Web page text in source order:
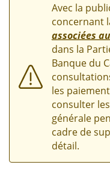
Avec la
concernant
associées
dans la
Banque du
les
consulter
générale
cadre de
détail.